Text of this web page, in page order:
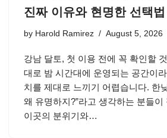
진짜 이유와 현명한 선택법
by Harold Ramirez August 5, 2026
강남 달토, 첫 이용 전에 꼭 확인할
대로 밤 시간대에 운영되는 공간이
치를 제대로 느끼기 어렵습니다. 한
왜 유명하지?”라고 생각하는 분들이
이곳의 분위기와…